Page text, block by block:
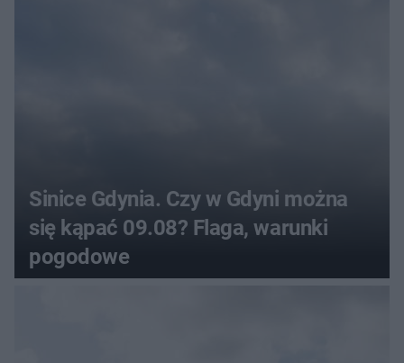
Sinice Gdynia. Czy w Gdyni można
się kąpać 09.08? Flaga, warunki
pogodowe